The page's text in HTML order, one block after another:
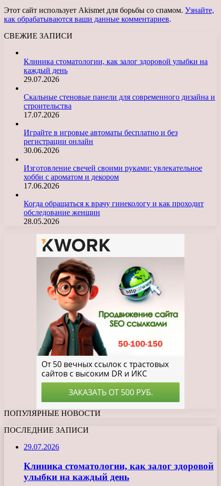
Этот сайт использует Akismet для борьбы со спамом. Узнайте,
как обрабатываются ваши данные комментариев.
СВЕЖИЕ ЗАПИСИ
Клиника стоматологии, как залог здоровой улыбки на
каждый день
29.07.2026
Скальные стеновые панели для современного дизайна и
строительства
17.07.2026
Играйте в игровые автоматы бесплатно и без
регистрации онлайн
30.06.2026
Изготовление свечей своими руками: увлекательное
хобби с ароматом и декором
17.06.2026
Когда обращаться к врачу гинекологу и как проходит
обследование женщин
28.05.2026
ПОПУЛЯРНЫЕ НОВОСТИ
ПОСЛЕДНИЕ ЗАПИСИ
29.07.2026
Клиника стоматологии, как залог здоровой
улыбки на каждый день